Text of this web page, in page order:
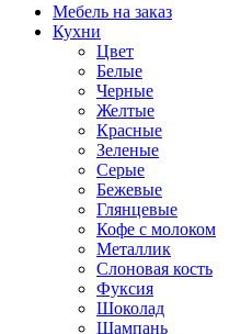
Мебель на заказ
Кухни
Цвет
Белые
Черные
Желтые
Красные
Зеленые
Серые
Бежевые
Глянцевые
Кофе с молоком
Металлик
Слоновая кость
Фуксия
Шоколад
Шампань